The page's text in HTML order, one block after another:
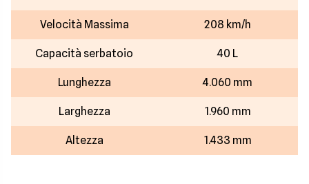
Velocità Massima 208 km/h
Capacità serbatoio 40 L
Lunghezza 4.060 mm
Larghezza 1.960 mm
Altezza 1.433 mm